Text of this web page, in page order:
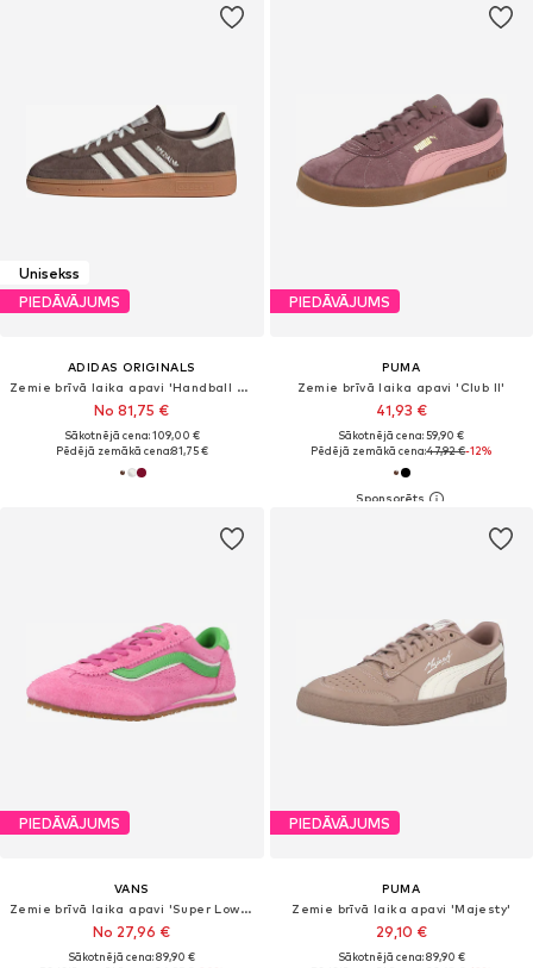
Unisekss
PIEDĀVĀJUMS
ADIDAS ORIGINALS
Zemie brīvā laika apavi 'Handball Spezial'
No 81,75 €
Sākotnējā cena: 109,00 €
Pēdējā zemākā cena:81,75 €
PIEDĀVĀJUMS
PUMA
Zemie brīvā laika apavi 'Club II'
41,93 €
Sākotnējā cena: 59,90 €
Pēdējā zemākā cena:47,92 €-12%
PIEDĀVĀJUMS
VANS
Zemie brīvā laika apavi 'Super Lowpro'
No 27,96 €
Sākotnējā cena: 89,90 €
PIEDĀVĀJUMS
PUMA
Zemie brīvā laika apavi 'Majesty'
29,10 €
Sākotnējā cena: 89,90 €